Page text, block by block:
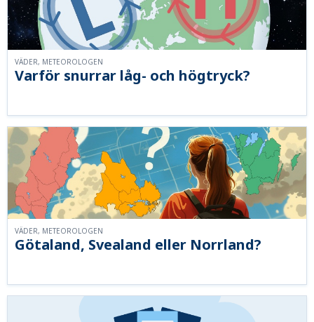
Varför snurrar låg- och högtryck?
VÄDER, METEOROLOGEN
Götaland, Svealand eller Norrland?
VÄDER, METEOROLOGEN